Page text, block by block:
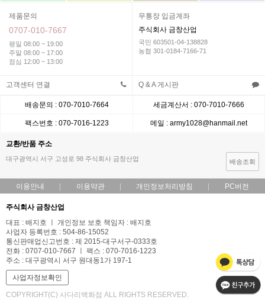
제품문의
0707-010-7667
평일 08:00 ~ 19:00
주말 08:00 ~ 17:00
점심 12:00 ~ 13:00
무통장 입금계좌
주식회사 금창산업
국민 603501-04-138828
농협 301-0184-7166-71
고객센터 연결 Q & A 게시판
배송문의 : 070-7010-7664 세금계산서 : 070-7010-7666
팩스번호 : 070-7016-1223 메일 : army1028@hanmail.net
교환/반품 주소
대구광역시 서구 고성로 98 주식회사 금창산업 배송조회
이용안내 이용약관 개인정보처리방침 PC버전
주식회사 금창산업
대표 : 배지호 ㅣ 개인정보 보호 책임자 : 배지호
사업자 등록번호 : 504-86-15052
통신판매업신고번호 : 제 2015-대구서구-0333호
전화 : 0707-010-7667 ㅣ 팩스 : 070-7016-1223
주소 : 대구광역시 서구 원대동1가 197-1
사업자정보확인
COPYRIGHT(C) 사다리백화점 ALL RIGHTS RESERVED.